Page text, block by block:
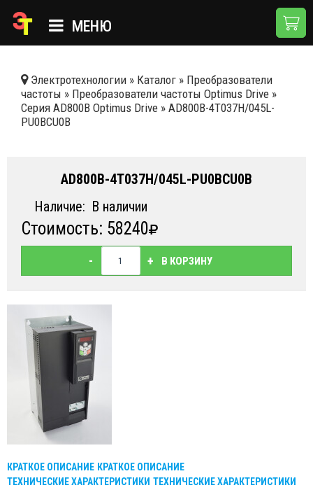
МЕНЮ
КАТАЛОГ
О КОМПАНИИ
НОВОСТИ
ДОСТАВКА И ОПЛАТА
КОНТАКТЫ
Электротехнологии » Каталог » Преобразователи
частоты » Преобразователи частоты Optimus Drive »
Серия AD800B Optimus Drive » AD800B-4T037H/045L-
PU0BCU0В
AD800B-4T037H/045L-PU0BCU0В
Наличие: В наличии
Стоимость: 58240
- + В КОРЗИНУ
КРАТКОЕ ОПИСАНИЕ КРАТКОЕ ОПИСАНИЕ
ТЕХНИЧЕСКИЕ ХАРАКТЕРИСТИКИ ТЕХНИЧЕСКИЕ ХАРАКТЕРИСТИКИ